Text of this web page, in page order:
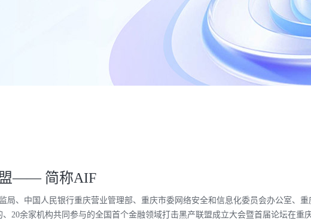
盟—— 简称AIF
局、中国人民银行重庆营业管理部、重庆市委网络安全和信息化委员会办公室、
20余家机构共同参与的全国首个金融领域打击黑产联盟成立大会暨首届论坛在